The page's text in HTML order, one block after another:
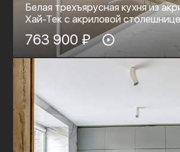
Белая трехъярусная кухня из
Хай-Тек c акриловой
763 900 ₽